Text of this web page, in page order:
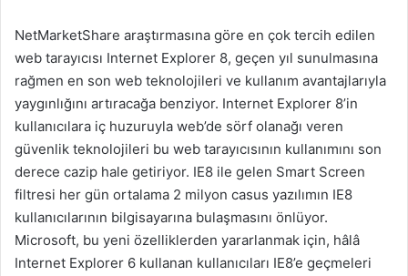
NetMarketShare araştırmasına göre en çok tercih edilen
web tarayıcısı Internet Explorer 8, geçen yıl sunulmasına
rağmen en son web teknolojileri ve kullanım avantajlarıyla
yaygınlığını artıracağa benziyor. Internet Explorer 8’in
kullanıcılara iç huzuruyla web’de sörf olanağı veren
güvenlik teknolojileri bu web tarayıcısının kullanımını son
derece cazip hale getiriyor. IE8 ile gelen Smart Screen
filtresi her gün ortalama 2 milyon casus yazılımın IE8
kullanıcılarının bilgisayarına bulaşmasını önlüyor.
Microsoft, bu yeni özelliklerden yararlanmak için, hâlâ
Internet Explorer 6 kullanan kullanıcıları IE8’e geçmeleri